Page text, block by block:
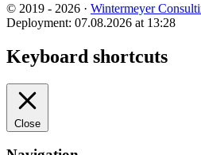
© 2019 - 2026 · Wintermeyer
Deployment: 07.08.2026 at 13:28
Keyboard shortcuts
Close